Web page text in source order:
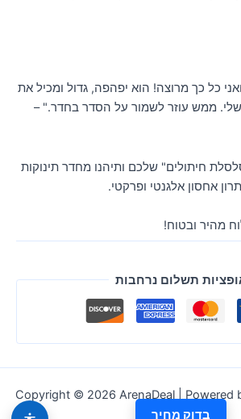
כל כך מרוצה! הוא יפהפה, גדול ומכיל את
שלי. ממש עוזר לשמור על הסדר בחדר." –
חיתולים" שלכם ותיהנו מחדר תינוקות
אחסון אלגנטי ופרקטי.
מהיר ובטוח!
תשלום נרחבות
Copyright © 2026 ArenaDeal | Powered
Theme
בדוק מחיר